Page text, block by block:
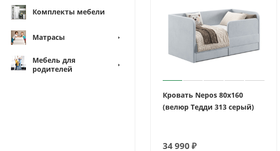
Комплекты мебели
Матрасы
Мебель для
родителей
Кровать Nepos 80х160
(велюр Тедди 313 серый)
34 990 ₽